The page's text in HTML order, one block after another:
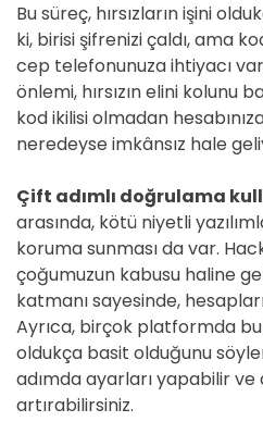
Bu süreç, hırsızların işini
ki, birisi şifrenizi çaldı, ama
cep telefonunuza ihtiyacı
önlemi, hırsızın elini kolunu
kod ikilisi olmadan
neredeyse imkânsız hale
Çift adımlı doğrulama
arasında, kötü niyetli
koruma sunması da var.
çoğumuzun kabusu haline
katmanı sayesinde,
Ayrıca, birçok platformda
oldukça basit olduğunu
adımda ayarları yapabilir ve
artırabilirsiniz.